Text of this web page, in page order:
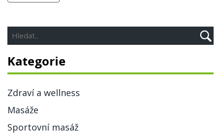
Kategorie
Zdraví a wellness
Masáže
Sportovní masáž